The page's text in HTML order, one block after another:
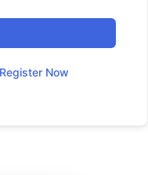
Register Now